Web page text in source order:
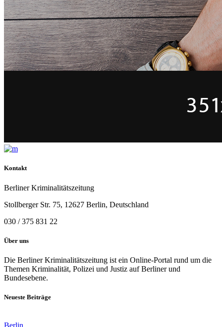
Kontakt
Berliner Kriminalitätszeitung
Stollberger Str. 75, 12627 Berlin, Deutschland
030 / 375 831 22
Über uns
Die Berliner Kriminalitätszeitung ist ein Online-Portal rund um die
Themen Kriminalität, Polizei und Justiz auf Berliner und
Bundesebene.
Neueste Beiträge